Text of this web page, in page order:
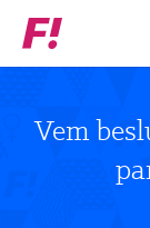
Feministiskt
initiativ
Vem